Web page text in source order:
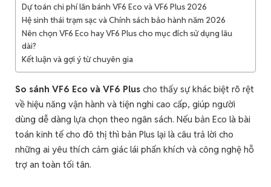
Dự toán chi phí lăn bánh VF6 Eco và VF6 Plus 2026
Hệ sinh thái trạm sạc và Chính sách bảo hành năm 2026
Nên chọn VF6 Eco hay VF6 Plus cho mục đích sử dụng lâu
dài?
Kết luận và gợi ý từ chuyên gia
So sánh VF6 Eco và VF6 Plus cho thấy sự khác biệt rõ rệt
về hiệu năng vận hành và tiện nghi cao cấp, giúp người
dùng dễ dàng lựa chọn theo ngân sách. Nếu bản Eco là bài
toán kinh tế cho đô thị thì bản Plus lại là câu trả lời cho
những ai yêu thích cảm giác lái phấn khích và công nghệ hỗ
trợ an toàn tối tân.